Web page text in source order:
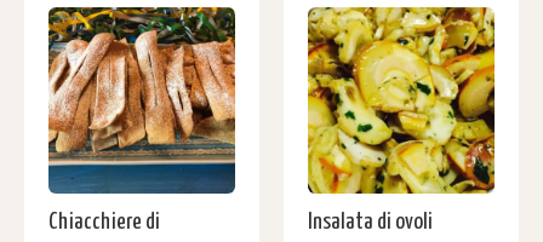
Chiacchiere di
Insalata di ovoli